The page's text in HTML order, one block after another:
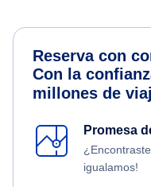
Reserva con
Con la
millones de
Promesa
igualamos!